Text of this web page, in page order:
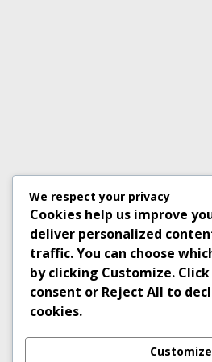
We respect your privacy
Cookies help us improve
deliver personalized
traffic. You can choose
by clicking Customize. Click
consent or Reject All to
cookies.
Customize